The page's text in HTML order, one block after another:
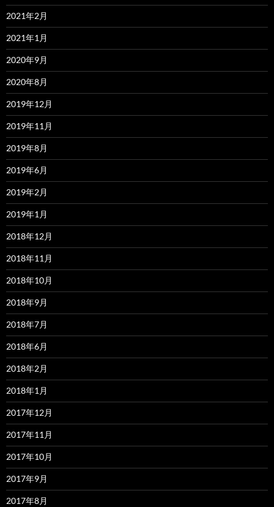
2021年2月
2021年1月
2020年9月
2020年8月
2019年12月
2019年11月
2019年8月
2019年6月
2019年2月
2019年1月
2018年12月
2018年11月
2018年10月
2018年9月
2018年7月
2018年6月
2018年2月
2018年1月
2017年12月
2017年11月
2017年10月
2017年9月
2017年8月